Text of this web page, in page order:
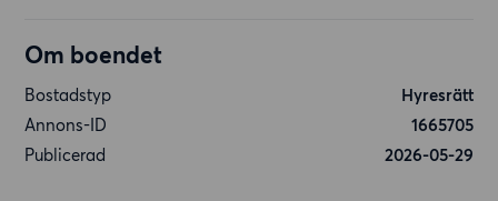
Om boendet
Bostadstyp
Hyresrätt
Annons-ID
1665705
Publicerad
2026-05-29